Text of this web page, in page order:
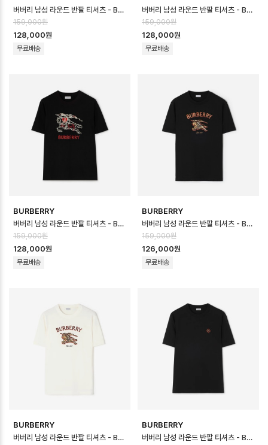
버버리 남성 라운드 반팔 티셔츠 - Burberry Mens Round Tshirt - b…
159,000원
128,000원
무료배송
버버리 남성 라운드 반팔 티셔츠 - Burberry Mens Round Tshirt - b…
159,000원
128,000원
무료배송
BURBERRY
버버리 남성 라운드 반팔 티셔츠 - Burberry Mens Round Tshirt - b…
159,000원
128,000원
무료배송
BURBERRY
버버리 남성 라운드 반팔 티셔츠 - Burberry Mens Round Tshirt - b…
159,000원
126,000원
무료배송
BURBERRY
버버리 남성 라운드 반팔 티셔츠 - Burberry Mens Round Tshirt - b…
BURBERRY
버버리 남성 라운드 반팔 티셔츠 - Burberry Mens Round Tshirt - b…